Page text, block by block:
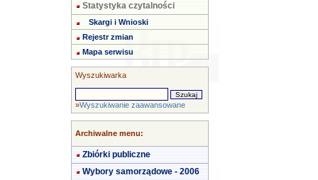
Statystyka czytalności
Skargi i Wnioski
Rejestr zmian
Mapa serwisu
Wyszukiwarka
»Wyszukiwanie zaawansowane
Archiwalne menu:
Zbiórki publiczne
Wybory samorządowe - 2006